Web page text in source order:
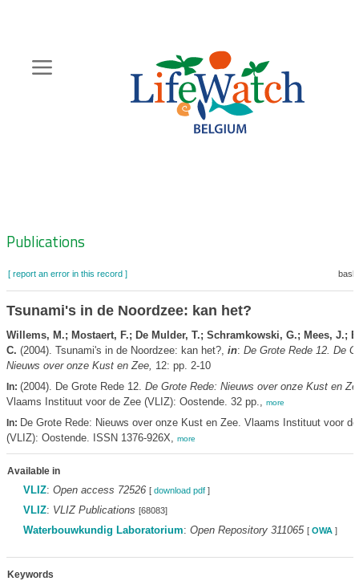
content
Zoeknavigatie
Publications
[ report an error in this record ]
Tsunami's in de Noordzee: kan het?
Willems, M.; Mostaert, F.; De Mulder, T.; Schramkowski, G.; Mees, J.;
C. (2004). Tsunami's in de Noordzee: kan het?, in: De Grote Rede 12. De
Nieuws over onze Kust en Zee, 12: pp. 2-10
In: (2004). De Grote Rede 12. De Grote Rede: Nieuws over onze Kust en
Vlaams Instituut voor de Zee (VLIZ): Oostende. 32 pp., more
In: De Grote Rede: Nieuws over onze Kust en Zee. Vlaams Instituut voor
(VLIZ): Oostende. ISSN 1376-926X, more
Available in
VLIZ: Open access 72526 [ download pdf]
VLIZ: VLIZ Publications [68083]
Waterbouwkundig Laboratorium: Open Repository 311065 [ OWA]
Keywords